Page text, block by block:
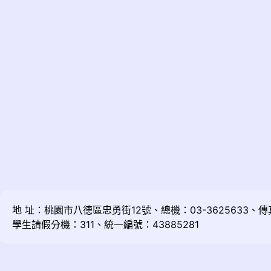
地 址：桃園市八德區忠勇街12號、總機：03-3625633、
學生請假分機：311、統一編號：43885281